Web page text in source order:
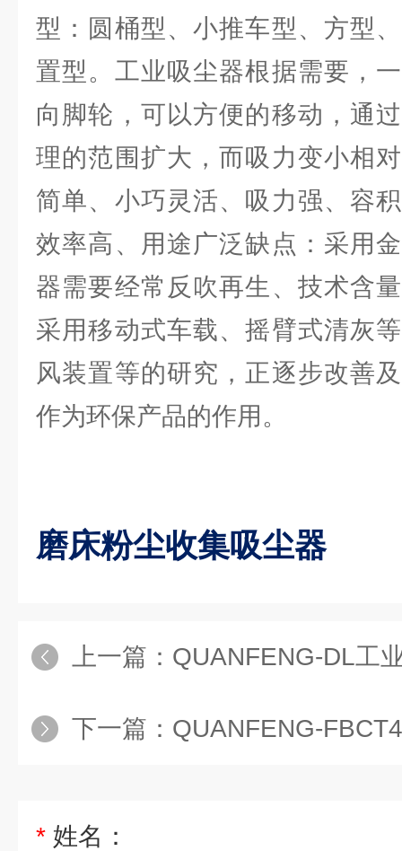
型：圆桶型、小推车型、方型
置型。工业吸尘器根据需要，
向脚轮，可以方便的移动，通
理的范围扩大，而吸力变小相
简单、小巧灵活、吸力强、容
效率高、用途广泛缺点：采用
器需要经常反吹再生、技术含
采用移动式车载、摇臂式清灰
风装置等的研究，正逐步改善
作为环保产品的作用。
磨床粉尘收集吸尘器
上一篇： QUANFENG-DL工业移动
下一篇： QUANFENG-
* 姓名：